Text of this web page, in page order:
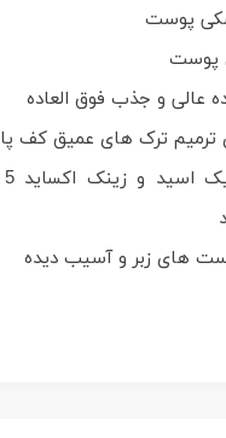
پوست
پوست
عالی و جذب فوق العاده
ترمیم ترک های عمیق کف پا
های زبر و آسیب دیده